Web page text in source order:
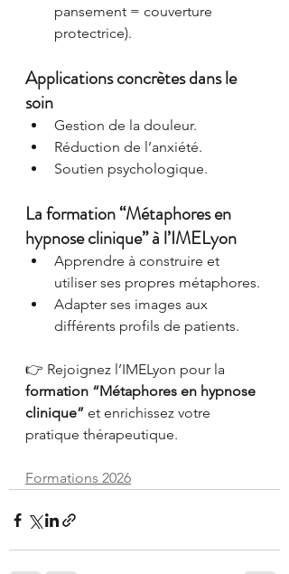
pansement = couverture
protectrice).
Applications concrètes dans le
soin
Gestion de la douleur.
Réduction de l’anxiété.
Soutien psychologique.
La formation “Métaphores en
hypnose clinique” à l’IMELyon
Apprendre à construire et
utiliser ses propres métaphores.
Adapter ses images aux
différents profils de patients.
👉 Rejoignez l’IMELyon pour la
formation “Métaphores en hypnose
clinique” et enrichissez votre
pratique thérapeutique.
Formations 2026